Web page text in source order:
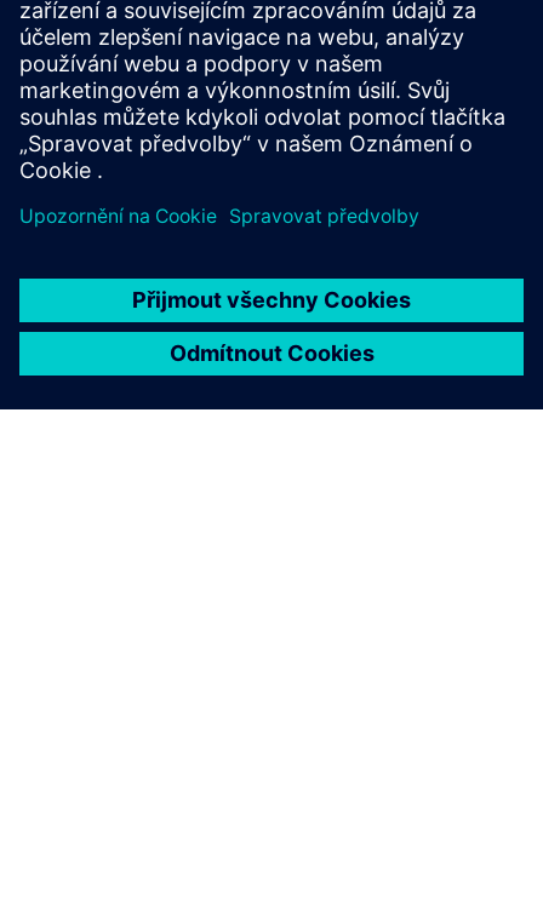
První cloudový interkomový systém na světě postavený na
principu „Privacy and Security by Design“ - představuje
začátek nové éry v oblasti bezpečnostní komunikace
Další informace